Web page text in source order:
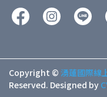
Copyright © 湧蓮國際線
Reserved. Designed by